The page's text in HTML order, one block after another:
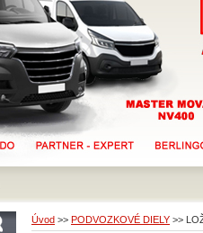
Úvod >> PODVOZKOVÉ DIELY >>